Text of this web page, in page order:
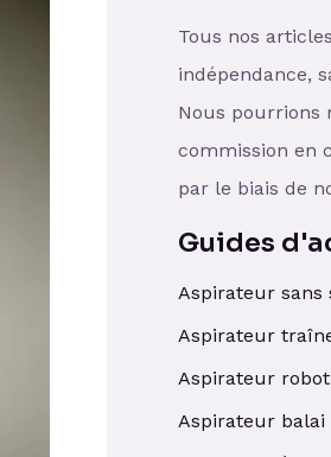
Tous nos
indépendance,
Nous pourrions
commission en
par le biais de
Guides
Aspirateur sans
Aspirateur
Aspirateur robot
Aspirateur balai